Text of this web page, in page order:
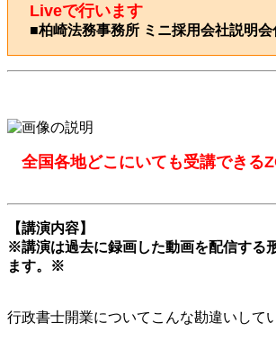
Liveで行います
■柏崎法務事務所 ミニ採用会社説明会
全国各地どこにいても受講できる
【講演内容】
※講演は過去に録画した動画を配信する
ます。※
行政書士開業についてこんな勘違いして